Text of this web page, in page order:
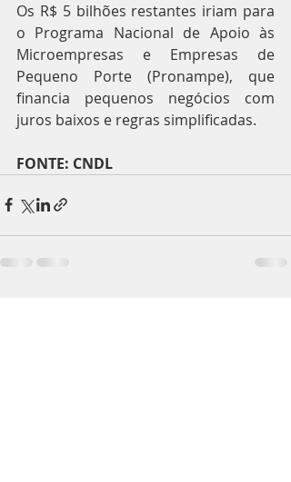
Os R$ 5 bilhões restantes iriam para
o Programa Nacional de Apoio às
Microempresas e Empresas de
Pequeno Porte (Pronampe), que
financia pequenos negócios com
juros baixos e regras simplificadas.
FONTE: CNDL